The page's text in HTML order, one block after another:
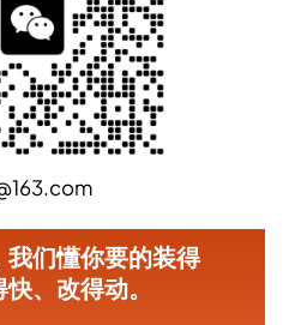
我们懂你要的装得
快、改得动。